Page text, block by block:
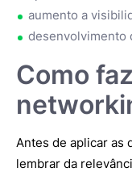
aumento a
desenvolvimento
Como
Antes de aplicar as
lembrar da